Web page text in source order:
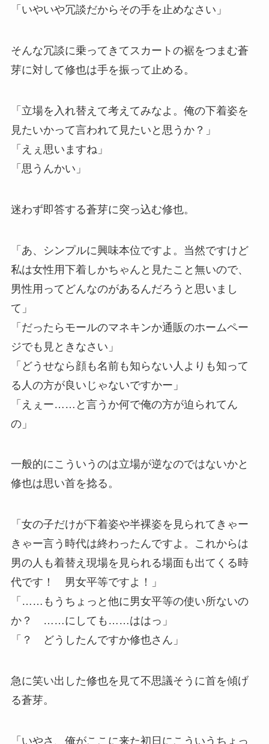
「いやいや冗談だからその手を止めなさい」
そんな冗談に乗ってきてスカートの裾をつまむ蒼
芽に対して修也は手を振って止める。
「立場を入れ替えて考えてみなよ。俺の下着姿を
見たいかって言われて見たいと思うか？」
「えぇ思いますね」
「思うんかい」
迷わず即答する蒼芽に突っ込む修也。
「あ、シンプルに興味本位ですよ。当然ですけど
私は女性用下着しかちゃんと見たこと無いので、
男性用ってどんなのがあるんだろうと思いまし
て」
「だったらモールのマネキンか通販のホームペー
ジでも見ときなさい」
「どうせなら顔も名前も知らない人よりも知って
る人の方が良いじゃないですかー」
「えぇー……と言うか何で俺の方が迫られてん
の」
一般的にこういうのは立場が逆なのではないかと
修也は思い首を捻る。
「女の子だけが下着姿や半裸姿を見られてきゃー
きゃー言う時代は終わったんですよ。これからは
男の人も着替え現場を見られる場面も出てくる時
代です！ 男女平等ですよ！」
「……もうちょっと他に男女平等の使い所ないの
か？ ……にしても……ははっ」
「？ どうしたんですか修也さん」
急に笑い出した修也を見て不思議そうに首を傾げ
る蒼芽。
「いやさ、俺がここに来た初日にこういうちょっ